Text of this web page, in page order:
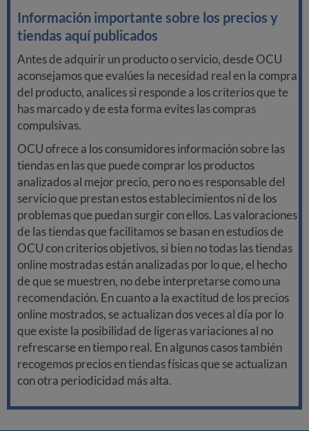
Información importante sobre los precios y
tiendas aquí publicados
Antes de adquirir un producto o servicio, desde OCU
aconsejamos que evalúes la necesidad real en la compra
del producto, analices si responde a los criterios que te
has marcado y de esta forma evites las compras
compulsivas.
OCU ofrece a los consumidores información sobre las
tiendas en las que puede comprar los productos
analizados al mejor precio, pero no es responsable del
servicio que prestan estos establecimientos ni de los
problemas que puedan surgir con ellos. Las valoraciones
de las tiendas que facilitamos se basan en estudios de
OCU con criterios objetivos, si bien no todas las tiendas
online mostradas están analizadas por lo que, el hecho
de que se muestren, no debe interpretarse como una
recomendación. En cuanto a la exactitud de los precios
online mostrados, se actualizan dos veces al día por lo
que existe la posibilidad de ligeras variaciones al no
refrescarse en tiempo real. En algunos casos también
recogemos precios en tiendas físicas que se actualizan
con otra periodicidad más alta.